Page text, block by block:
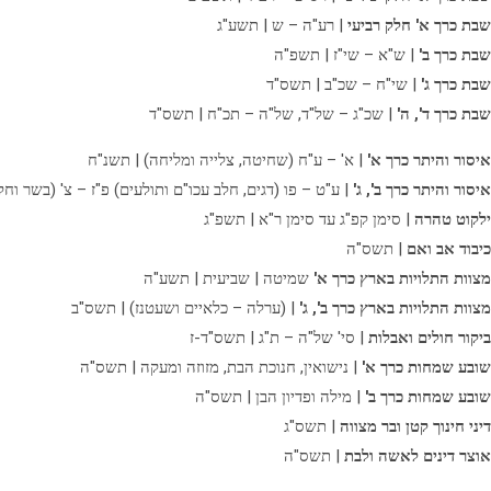
שבת כרך א' חלק רביעי | רע"ה – ש | תשע"ג
שבת כרך ב' | ש"א – שי"ז | תשפ"ה
שבת כרך ג' | שי"ח – שכ"ב | תשס"ד
שבת כרך ד', ה' | שכ"ג – של"ד, של"ה – תכ"ח | תשס"ד
איסור והיתר כרך א' | א' – ע"ח (שחיטה, צלייה ומליחה) | תשנ"ח
איסור והיתר כרך ב', ג' | ע"ט – פו (דגים, חלב עכו"ם ותולעים) פ"ז – צ' (בשר
ילקוט טהרה | סימן קפ"ג עד סימן ר"א | תשפ"ג
כיבוד אב ואם | תשס"ה
מצוות התלויות בארץ כרך א' שמיטה | שביעית | תשע"ה
מצוות התלויות בארץ כרך ב', ג' | (ערלה – כלאיים ושעטנז) | תשס"ב
ביקור חולים ואבלות | סי' של"ה – ת"ג | תשס"ד-ז
שובע שמחות כרך א' | נישואין, חנוכת הבת, מזוזה ומעקה | תשס"ה
שובע שמחות כרך ב' | מילה ופדיון הבן | תשס"ה
דיני חינוך קטן ובר מצווה | תשס"ג
אוצר דינים לאשה ולבת | תשס"ה